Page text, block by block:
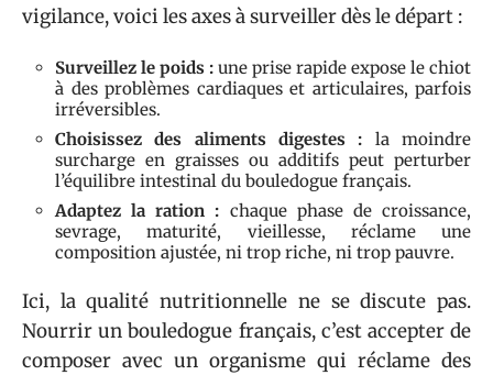
vigilance, voici les axes à surveiller dès le départ :
Surveillez le poids : une prise rapide expose le chiot
à des problèmes cardiaques et articulaires, parfois
irréversibles.
Choisissez des aliments digestes : la moindre
surcharge en graisses ou additifs peut perturber
l’équilibre intestinal du bouledogue français.
Adaptez la ration : chaque phase de croissance,
sevrage, maturité, vieillesse, réclame une
composition ajustée, ni trop riche, ni trop pauvre.
Ici, la qualité nutritionnelle ne se discute pas.
Nourrir un bouledogue français, c’est accepter de
composer avec un organisme qui réclame des